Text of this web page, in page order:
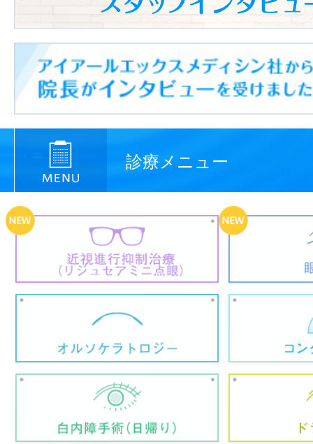
診療メニュー